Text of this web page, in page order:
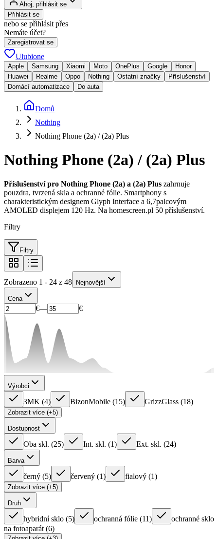
Ahoj, přihlásit se
Přihlásit se
nebo se přihlásit přes
Nemáte účet?
Zaregistrovat se
Ulubione
Apple Samsung Xiaomi Moto OnePlus Google
Honor
Huawei
Realme Oppo Nothing Ostatní značky
Příslušenství
Domácí automatizace
Do auta
Domů
Nothing
Nothing Phone (2a) / (2a) Plus
Nothing Phone (2a) / (2a) Plus
Příslušenství pro Nothing Phone (2a) a (2a) Plus zahrnuje
pouzdra, tvrzená skla a ochranné fólie. Smartphony s
charakteristickým designem Glyph Interface a 6,7palcovým
AMOLED displejem 120 Hz. Na homescreen.pl 50 příslušenství.
Filtry
Filtry
Zobrazeno 1 - 24 z 48 Nejnovější
Cena
€— €
Výrobci
3MK (4) BizonMobile (15) GrizzGlass (18)
Zobrazit více (+5)
Dostupnost
Oba skl. (25) Int. skl. (1) Ext. skl. (24)
Barva
černý (5) červený (1) fialový (1)
Zobrazit více (+5)
Druh
hybridní sklo (5) ochranná fólie (11)
ochranné sklo
na fotoaparát (6)